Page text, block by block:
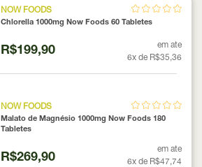
NOW FOODS
Chlorella 1000mg Now Foods 60 Tabletes
R$199,90
em ate
6x de R$35,36
NOW FOODS
Malato de Magnésio 1000mg Now Foods 180
Tabletes
R$269,90
em ate
6x de R$47,74